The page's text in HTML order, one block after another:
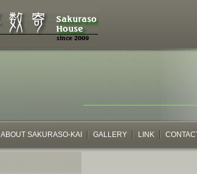
ABOUT SAKURASO-KAI GALLERY LINK